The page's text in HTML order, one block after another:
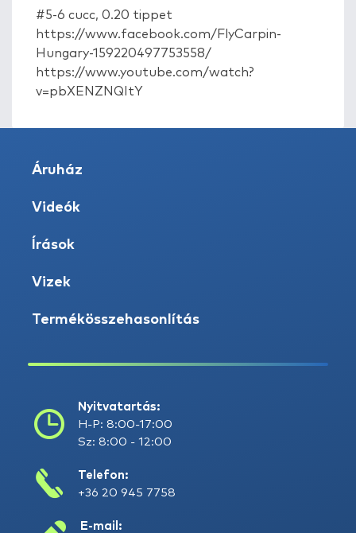
#5-6 cucc, 0.20 tippet
https://www.facebook.com/FlyCarpin-
Hungary-159220497753558/
https://www.youtube.com/watch?
v=pbXENZNQItY
Áruház
Videók
Írások
Vizek
Termékösszehasonlítás
Nyitvatartás:
H-P: 8:00-17:00
Sz: 8:00 - 12:00
Telefon:
+36 20 945 7758
E-mail: